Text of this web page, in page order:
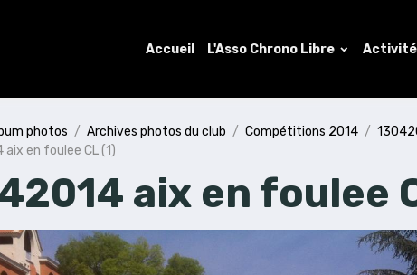
Accueil L'Asso Chrono Libre
photos Archives photos du club Compétitions 2014
aix en foulee CL (1)
aix en foulee